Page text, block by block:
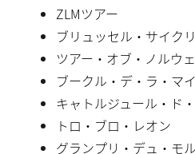
ZLMツアー
ブリュッセル・サイク
ツアー・オブ・ノルウ
ブークル・デ・ラ・マ
キャトルジュール・ド
トロ・ブロ・レオン
グランプリ・デュ・モ